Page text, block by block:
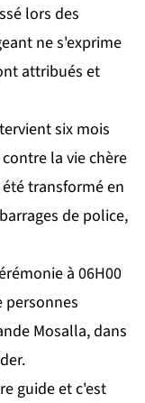
lors des
ne s'exprime
attribués et
six mois
la vie chère
transformé en
de police,
à 06H00
personnes
Mosalla, dans
guide et c'est